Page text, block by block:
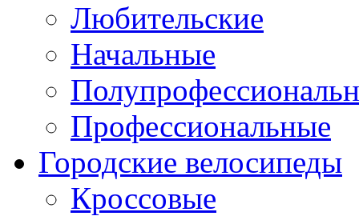
Любительские
Начальные
Профессиональные
Городские велосипеды
Кроссовые